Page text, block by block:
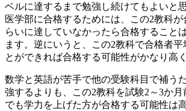
ベルに達するまで勉強し続けてもよいと思
医学部に合格するためには、この2教科
らいに達していなかったら合格すること
ます。逆にいうと、
この2教科で合格者平
とができれば合格する可能性がかなり高
数学と英語が苦手で他の受験科目で補う
強するよりも、
この2教科を試験2～3か
でも学力を上げた方が合格する可能性は